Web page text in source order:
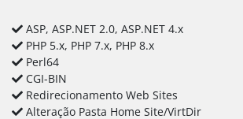
ASP, ASP.NET 2.0, ASP.NET 4.x
PHP 5.x, PHP 7.x, PHP 8.x
Perl64
CGI-BIN
Redirecionamento Web Sites
Alteração Pasta Home Site/VirtDir